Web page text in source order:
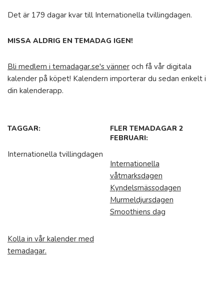
Det är 179 dagar kvar till Internationella tvillingdagen.
MISSA ALDRIG EN TEMADAG IGEN!
Bli medlem i temadagar.se's vänner och få vår digitala
kalender på köpet! Kalendern importerar du sedan enkelt i
din kalenderapp.
TAGGAR:
Internationella tvillingdagen
FLER TEMADAGAR 2
FEBRUARI:
Internationella
våtmarksdagen
Kyndelsmässodagen
Murmeldjursdagen
Smoothiens dag
Kolla in vår kalender med
temadagar.